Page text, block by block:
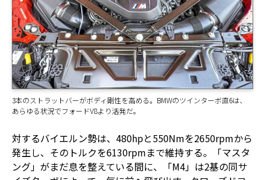
3本のストラットバーがボディ剛性を高める。BMWのツインターボ直6は、
あらゆる状況でフォードV8より活発だ。
対するバイエルン勢は、480hpと550Nmを2650rpmから
発生し、そのトルクを6130rpmまで維持する。「マスタ
ング」がまだ息を整えている間に、「M4」は2基の同サ